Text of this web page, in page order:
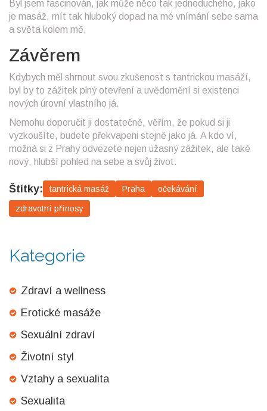
Byl jsem fascinován, jak může něco tak jednoduchého, jako
je masáž, mít tak hluboký dopad na mé vnímání sebe sama
a světa kolem mě.
Závěrem
Kdybych měl shrnout svou zkušenost s tantrickou masáží,
byl by to zážitek plný otevření a uvědomění si existenci
nových úrovní vlastního já.
Nemohu doporučit ji dostatečně, věřím, že pokud si ji
vyzkoušíte, budete překvapeni stejně jako já. A kdo ví,
možná si z Prahy odvezete nejen úžasný zážitek, ale také
nový, hlubší pohled na sebe a svůj život.
Štítky: tantrická masáž Praha očekávání
zdravotní přínosy
Kategorie
Zdraví a wellness
Erotické masáže
Sexuální zdraví
Životní styl
Vztahy a sexualita
Sexualita